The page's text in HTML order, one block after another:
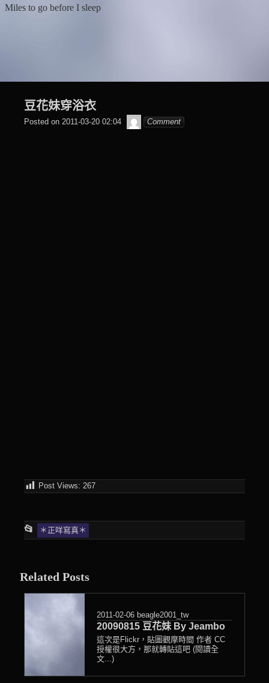
Miles to go before I sleep
豆花妹穿浴衣
Posted on 2011-03-20 02:04 beagle2001_tw
Comment
Post Views: 267
📂
This
posted
in
＊正咩寫真＊
Related Posts
2011-02-06 beagle2001_tw
20090815 豆花妹 By Jeambo
這次是Flickr，貼圖觀摩時間 作者 CC
授權很大方，那就轉貼這吧 (閱讀全
文...)